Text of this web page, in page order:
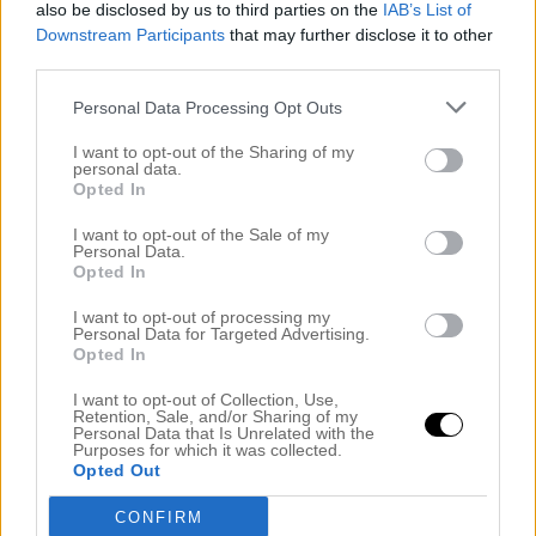
also be disclosed by us to third parties on the IAB’s List of
Downstream Participants that may further disclose it to other
Personal Data Processing Opt Outs
I want to opt-out of the Sharing of my
personal data.
Opted In
I want to opt-out of the Sale of my
Personal Data.
Opted In
I want to opt-out of processing my
Personal Data for Targeted Advertising.
Opted In
I want to opt-out of Collection, Use,
Retention, Sale, and/or Sharing of my
Personal Data that Is Unrelated with the
Purposes for which it was collected.
Opted Out
CONFIRM
Ha nu en riktigt fin Mors Dag alla duktiga mammor!
KRAM
Share this article - choose your platform: